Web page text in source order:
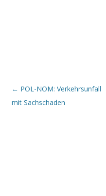
Beitrags-Navigation
← POL-NOM: Verkehrsunfall
mit Sachschaden